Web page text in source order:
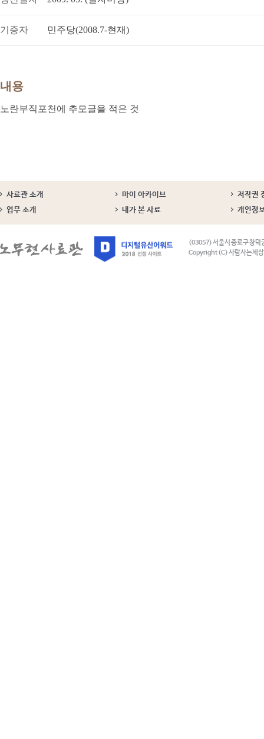
기증자 민주당(2008.7-현재)
내용
노란부직포천에 추모글을 적은 것
사료관 소개 마이 아카이브
저작권
업무 소개
내가 본 사료 개인정
(03057) 서울시 종로구 창덕
Copyright (C) 사람사는세